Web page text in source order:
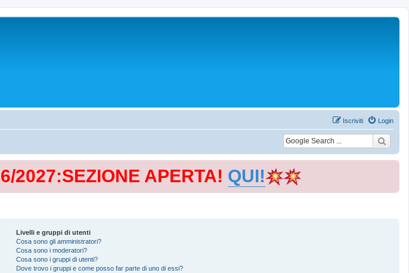
Login
Iscriviti
2027:SEZIONE APERTA! QUI!
Livelli e gruppi di utenti
Cosa sono gli amministratori?
Cosa sono i moderatori?
Cosa sono i gruppi di utenti?
Dove trovo i gruppi e come posso far parte di uno di essi?